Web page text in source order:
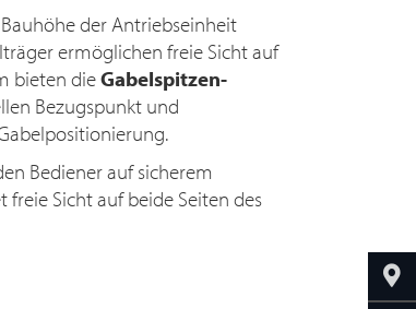
der Antriebseinheit
ermöglichen freie Sicht auf
bieten dieGabelspitzen-
Bezugspunkt und
Bediener auf sicherem
Sicht auf beide Seiten des